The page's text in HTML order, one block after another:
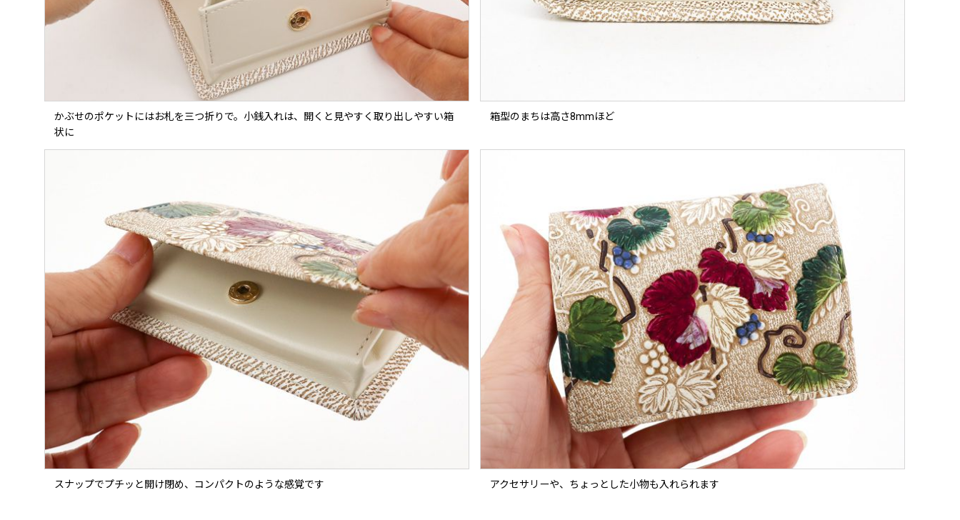
かぶせのポケットにはお札を三つ折りで。小銭入れは、開くと見やすく取り出しやすい箱
状に
箱型のまちは高さ8mmほど
スナップでプチッと開け閉め、コンパクトのような感覚です アクセサリーや、ちょっとした小物も入れられます